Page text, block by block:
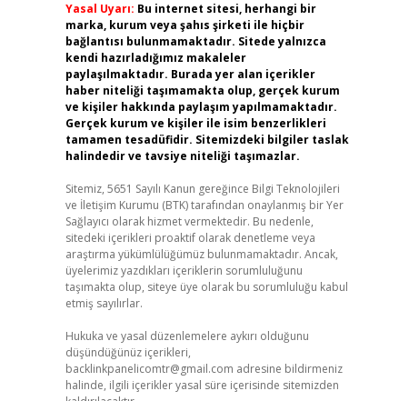
Yasal Uyarı: Bu internet sitesi, herhangi bir
marka, kurum veya şahıs şirketi ile hiçbir
bağlantısı bulunmamaktadır. Sitede yalnızca
kendi hazırladığımız makaleler
paylaşılmaktadır. Burada yer alan içerikler
haber niteliği taşımamakta olup, gerçek kurum
ve kişiler hakkında paylaşım yapılmamaktadır.
Gerçek kurum ve kişiler ile isim benzerlikleri
tamamen tesadüfidir. Sitemizdeki bilgiler taslak
halindedir ve tavsiye niteliği taşımazlar.
Sitemiz, 5651 Sayılı Kanun gereğince Bilgi Teknolojileri
ve İletişim Kurumu (BTK) tarafından onaylanmış bir Yer
Sağlayıcı olarak hizmet vermektedir. Bu nedenle,
sitedeki içerikleri proaktif olarak denetleme veya
araştırma yükümlülüğümüz bulunmamaktadır. Ancak,
üyelerimiz yazdıkları içeriklerin sorumluluğunu
taşımakta olup, siteye üye olarak bu sorumluluğu kabul
etmiş sayılırlar.
Hukuka ve yasal düzenlemelere aykırı olduğunu
düşündüğünüz içerikleri,
backlinkpanelicomtr@gmail.com adresine bildirmeniz
halinde, ilgili içerikler yasal süre içerisinde sitemizden